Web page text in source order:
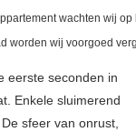
wachten wij op
worden wij voorgoed
eerste seconden in
Enkele sluimerend
sfeer van onrust,